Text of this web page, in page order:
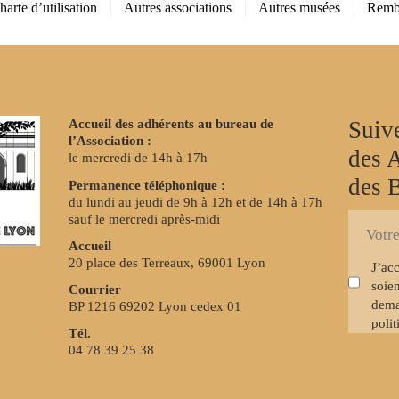
d’utilisation Autres associations Autres musées
Accueil des adhérents au bureau de
l’Association :
le mercredi de 14h à 17h
Permanence téléphonique :
du lundi au jeudi de 9h à 12h et de 14h à 17h
sauf le mercredi après-midi
Accueil
20 place des Terreaux, 69001 Lyon
Courrier
BP 1216 69202 Lyon cedex 01
Tél.
04 78 39 25 38
des
des